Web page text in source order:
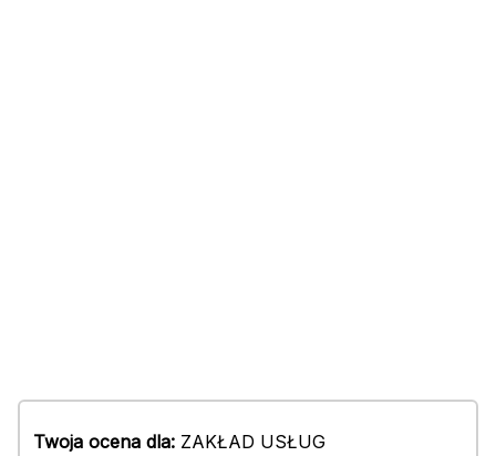
Twoja ocena dla: ZAKŁAD USŁUG